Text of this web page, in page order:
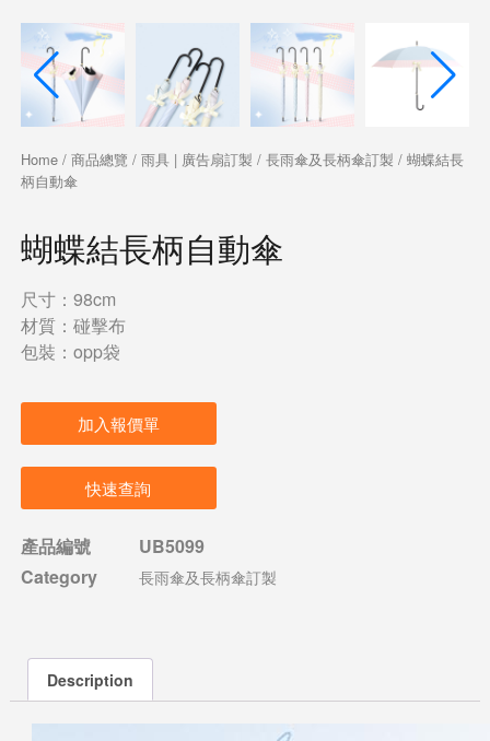
Home/ 商品總覽 / 雨具 | 廣告扇訂製 / 長雨傘及長柄傘訂製 / 蝴蝶結長
柄自動傘
蝴蝶結長柄自動傘
尺寸：98cm
材質：碰擊布
包裝：opp袋
加入報價單
快速查詢
產品編號
UB5099
Category
長雨傘及長柄傘訂製
Description